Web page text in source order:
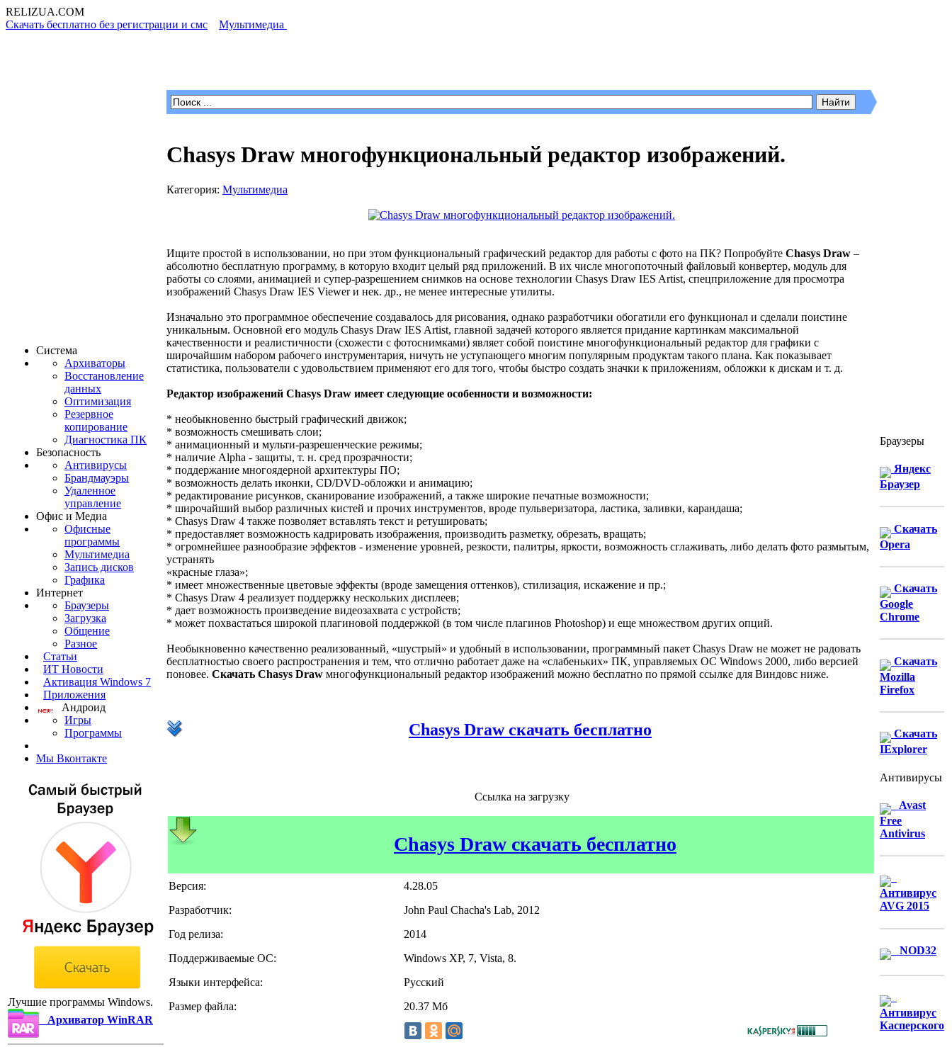
RELIZUA.COM
Скачать бесплатно без регистрации и смс
Мультимедиа
Система
Архиваторы
Восстановление
данных
Оптимизация
Резервное
копирование
Диагностика ПК
Безопасность
Антивирусы
Брандмауэры
Удаленное
управление
Офис и Медиа
Офисные
программы
Мультимедиа
Запись дисков
Графика
Интернет
Браузеры
Загрузка
Общение
Разное
Статьи
ИТ Новости
Активация Windows 7
Приложения
Андроид
Игры
Программы
Мы Вконтакте
Лучшие программы Windows.
Архиватор WinRAR
Chasys Draw многофункциональный редактор изображений.
Категория: Мультимедиа
Ищите простой в использовании, но при этом функциональный графический редактор для работы с фото на ПК? Попробуйте Chasys Draw –
абсолютно бесплатную программу, в которую входит целый ряд приложений. В их числе многопоточный файловый конвертер, модуль для
работы со слоями, анимацией и супер-разрешением снимков на основе технологии Chasys Draw IES Artist, спецприложение для просмотра
изображений Chasys Draw IES Viewer и нек. др., не менее интересные утилиты.
Изначально это программное обеспечение создавалось для рисования, однако разработчики обогатили его функционал и сделали поистине
уникальным. Основной его модуль Chasys Draw IES Artist, главной задачей которого является придание картинкам максимальной
качественности и реалистичности (схожести с фотоснимками) являет собой поистине многофункциональный редактор для графики с
широчайшим набором рабочего инструментария, ничуть не уступающего многим популярным продуктам такого плана. Как показывает
статистика, пользователи с удовольствием применяют его для того, чтобы быстро создать значки к приложениям, обложки к дискам и т. д.
Редактор изображений Chasys Draw имеет следующие особенности и возможности:
* необыкновенно быстрый графический движок;
* возможность смешивать слои;
* анимационный и мульти-разрешенческие режимы;
* наличие Alpha - защиты, т. н. сред прозрачности;
* поддержание многоядерной архитектуры ПО;
* возможность делать иконки, CD/DVD-обложки и анимацию;
* редактирование рисунков, сканирование изображений, а также широкие печатные возможности;
* широчайший выбор различных кистей и прочих инструментов, вроде пульверизатора, ластика, заливки, карандаша;
* Chasys Draw 4 также позволяет вставлять текст и ретушировать;
* предоставляет возможность кадрировать изображения, производить разметку, обрезать, вращать;
* огромнейшее разнообразие эффектов - изменение уровней, резкости, палитры, яркости, возможность сглаживать, либо делать фото размытым,
устранять
«красные глаза»;
* имеет множественные цветовые эффекты (вроде замещения оттенков), стилизация, искажение и пр.;
* Chasys Draw 4 реализует поддержку нескольких дисплеев;
* дает возможность произведение видеозахвата с устройств;
* может похвастаться широкой плагиновой поддержкой (в том числе плагинов Photoshop) и еще множеством других опций.
Необыкновенно качественно реализованный, «шустрый» и удобный в использовании, программный пакет Chasys Draw не может не радовать
бесплатностью своего распространения и тем, что отлично работает даже на «слабеньких» ПК, управляемых ОС Windows 2000, либо версией
поновее. Скачать Chasys Draw многофункциональный редактор изображений можно бесплатно по прямой ссылке для Виндовс ниже.
Chasys Draw скачать бесплатно
Ссылка на загрузку
Chasys Draw скачать бесплатно
Версия:
4.28.05
Разработчик:
John Paul Chacha's Lab, 2012
Год релиза:
2014
Поддерживаемые ОС:
Windows XP, 7, Vista, 8.
Языки интерфейса:
Русский
Размер файла:
20.37 Мб
Браузеры
Яндекс
Браузер
Скачать
Opera
Скачать
Google
Chrome
Скачать
Mozilla
Firefox
Скачать
IExplorer
Антивирусы
Avast
Free
Antivirus
Антивирус
AVG 2015
NOD32
Антивирус
Касперского